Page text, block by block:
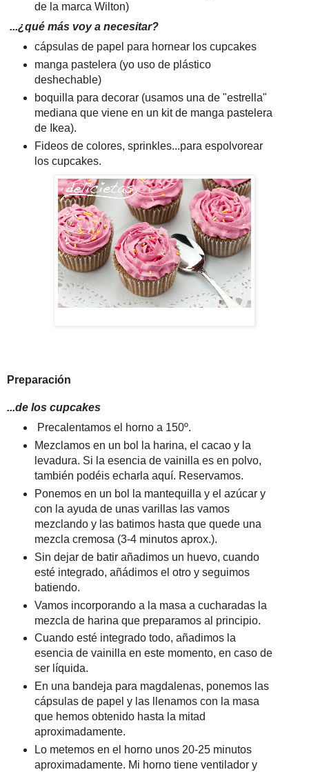
de la marca Wilton)
...¿qué más voy a necesitar?
cápsulas de papel para hornear los cupcakes
manga pastelera (yo uso de plástico
deshechable)
boquilla para decorar (usamos una de "estrella"
mediana que viene en un kit de manga pastelera
de Ikea).
Fideos de colores, sprinkles...para espolvorear
los cupcakes.
Preparación
...de los cupcakes
Precalentamos el horno a 150º.
Mezclamos en un bol la harina, el cacao y la
levadura. Si la esencia de vainilla es en polvo,
también podéis echarla aquí. Reservamos.
Ponemos en un bol la mantequilla y el azúcar y
con la ayuda de unas varillas las vamos
mezclando y las batimos hasta que quede una
mezcla cremosa (3-4 minutos aprox.).
Sin dejar de batir añadimos un huevo, cuando
esté integrado, añádimos el otro y seguimos
batiendo.
Vamos incorporando a la masa a cucharadas la
mezcla de harina que preparamos al principio.
Cuando esté integrado todo, añadimos la
esencia de vainilla en este momento, en caso de
ser líquida.
En una bandeja para magdalenas, ponemos las
cápsulas de papel y las llenamos con la masa
que hemos obtenido hasta la mitad
aproximadamente.
Lo metemos en el horno unos 20-25 minutos
aproximadamente. Mi horno tiene ventilador y